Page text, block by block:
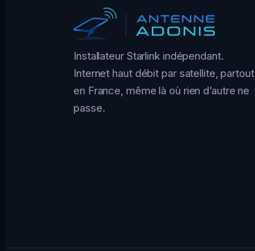
Installateur Starlink indépendant.
Internet haut débit par satellite, partout
en France, même là où rien d’autre ne
passe.